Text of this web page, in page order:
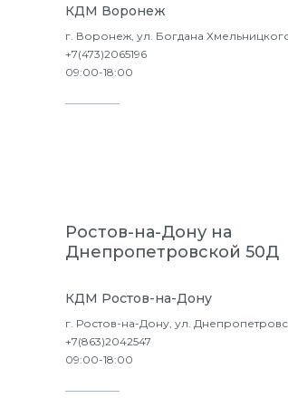
КДМ Воронеж
г. Воронеж, ул. Богдана
+7(473)2065196
09:00-18:00
Ростов-на-Дону на
Днепропетровской 50Д
КДМ Ростов-на-Дону
г. Ростов-на-Дону, ул.
+7(863)2042547
09:00-18:00